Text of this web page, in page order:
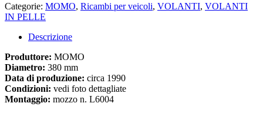
Categorie: MOMO, Ricambi per veicoli, VOLANTI, VOLANTI
IN PELLE
Descrizione
Produttore: MOMO
Diametro: 380 mm
Data di produzione: circa 1990
Condizioni: vedi foto dettagliate
Montaggio: mozzo n. L6004